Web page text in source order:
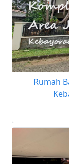
Rumah